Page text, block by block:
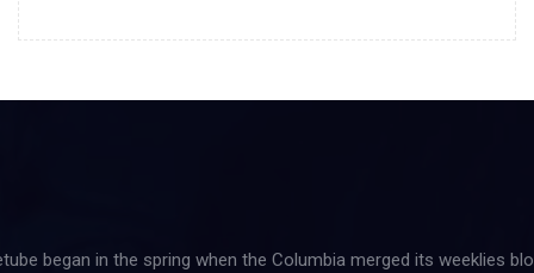
began in the spring when the Columbia merged its weeklies